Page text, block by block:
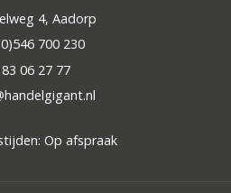
4, Aadorp
700 230
06 27 77
Op afspraak